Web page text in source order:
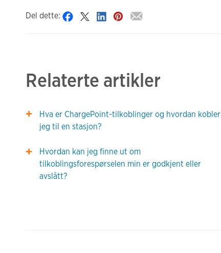
Del dette:
Relaterte artikler
Hva er ChargePoint-tilkoblinger og hvordan kobler
jeg til en stasjon?
Hvordan kan jeg finne ut om
tilkoblingsforespørselen min er godkjent eller
avslått?